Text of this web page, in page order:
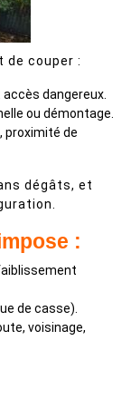
de couper :
dangereux.
ou démontage.
proximité de
dégâts, et
:
de casse).
voisinage,